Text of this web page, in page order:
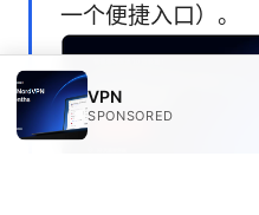
一个便捷入口）。
VPN
SPONSORED